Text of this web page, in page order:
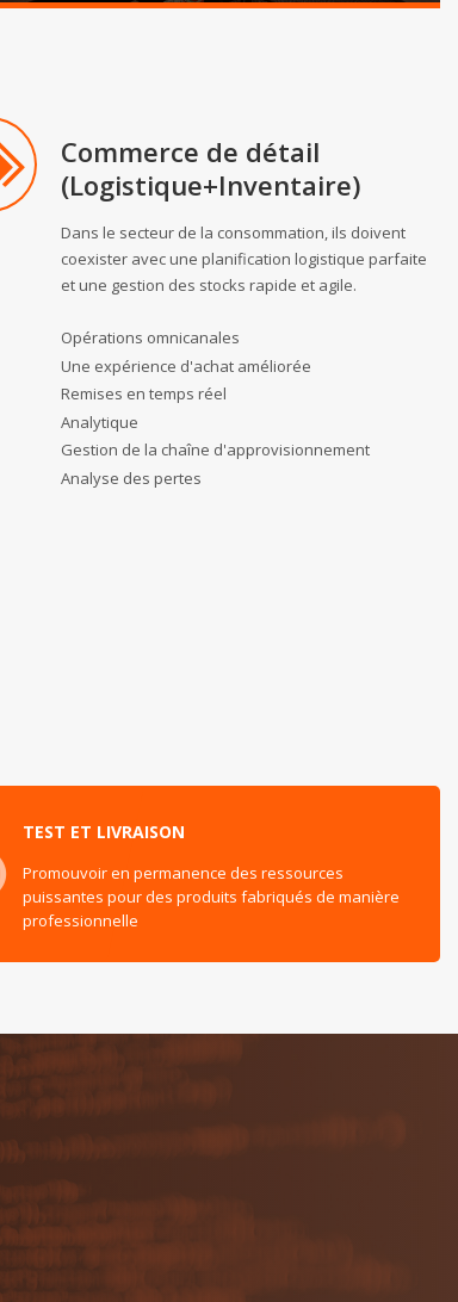
Commerce de détail
(Logistique+Inventaire)
Dans le secteur de la consommation, ils doivent
coexister avec une planification logistique parfaite
et une gestion des stocks rapide et agile.
Opérations omnicanales
Une expérience d'achat améliorée
Remises en temps réel
Analytique
Gestion de la chaîne d'approvisionnement
Analyse des pertes
TEST ET LIVRAISON
Promouvoir en permanence des ressources
puissantes pour des produits fabriqués de manière
professionnelle